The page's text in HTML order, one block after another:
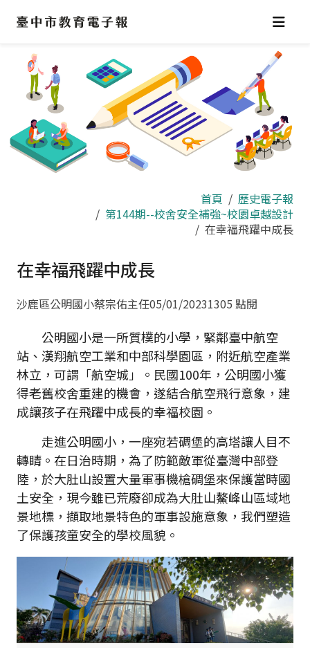
區
首頁
歷史電子報
第144期--校舍安全補強~校園卓越設計
在幸福飛躍中成長
在幸福飛躍中成長
沙鹿區公明國小蔡宗佑主任05/01/20231305 點閱
公明國小是一所質樸的小學，緊鄰臺中航空
站、漢翔航空工業和中部科學園區，附近航空產業
林立，可謂「航空城」。民國100年，公明國小獲
得老舊校舍重建的機會，遂結合航空飛行意象，建
成讓孩子在飛躍中成長的幸福校園。
走進公明國小，一座宛若碉堡的高塔讓人目不
轉睛。在日治時期，為了防範敵軍從臺灣中部登
陸，於大肚山設置大量軍事機槍碉堡來保護當時國
土安全，現今雖已荒廢卻成為大肚山鰲峰山區域地
景地標，擷取地景特色的軍事設施意象，我們塑造
了保護孩童安全的學校風貌。